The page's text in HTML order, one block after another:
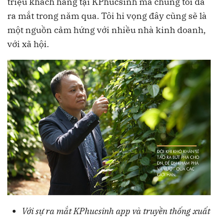
ra mắt trong năm qua. Tôi hi vọng đây cũng sẽ là
một nguồn cảm hứng với nhiều nhà kinh doanh,
với xã hội.
Với sự ra mắt KPhucsinh app và truyền thống xuất